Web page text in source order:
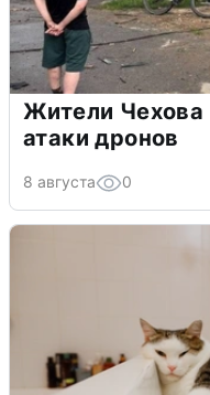
Жители Чехова
атаки дронов
8 августа 0